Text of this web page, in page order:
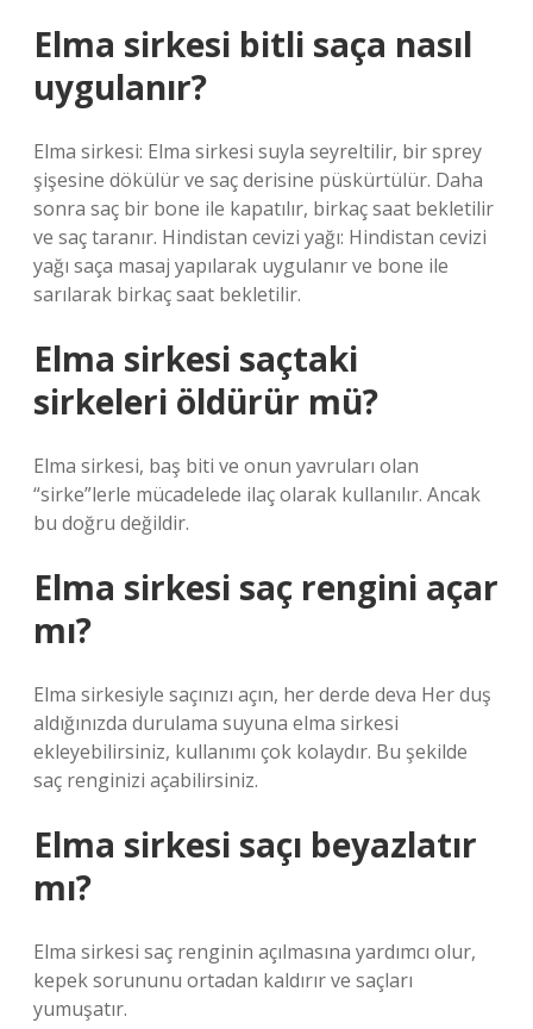
Elma sirkesi bitli saça nasıl
uygulanır?
Elma sirkesi: Elma sirkesi suyla seyreltilir, bir sprey
şişesine dökülür ve saç derisine püskürtülür. Daha
sonra saç bir bone ile kapatılır, birkaç saat bekletilir
ve saç taranır. Hindistan cevizi yağı: Hindistan cevizi
yağı saça masaj yapılarak uygulanır ve bone ile
sarılarak birkaç saat bekletilir.
Elma sirkesi saçtaki
sirkeleri öldürür mü?
Elma sirkesi, baş biti ve onun yavruları olan
“sirke”lerle mücadelede ilaç olarak kullanılır. Ancak
bu doğru değildir.
Elma sirkesi saç rengini açar
mı?
Elma sirkesiyle saçınızı açın, her derde deva Her duş
aldığınızda durulama suyuna elma sirkesi
ekleyebilirsiniz, kullanımı çok kolaydır. Bu şekilde
saç renginizi açabilirsiniz.
Elma sirkesi saçı beyazlatır
mı?
Elma sirkesi saç renginin açılmasına yardımcı olur,
kepek sorununu ortadan kaldırır ve saçları
yumuşatır.